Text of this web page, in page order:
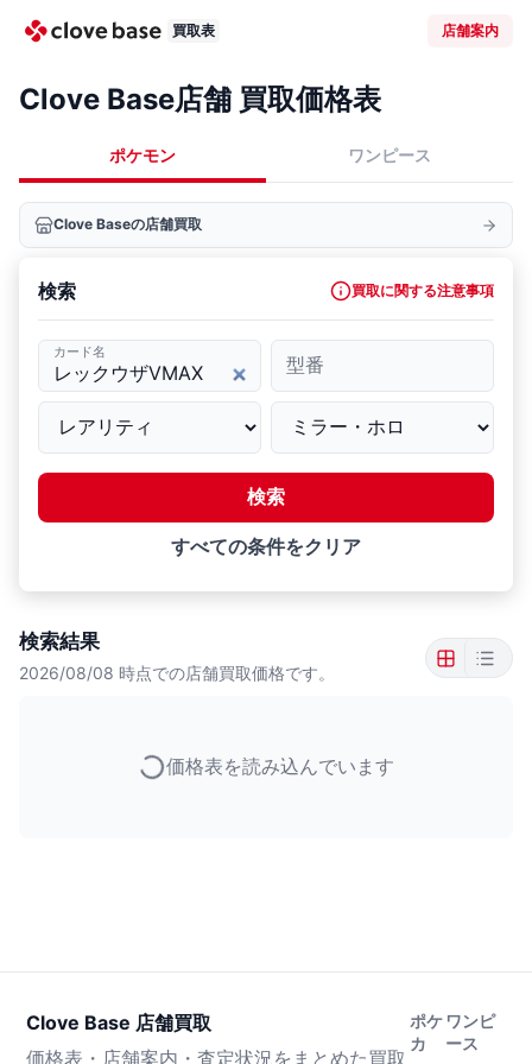
買取表 店舗案内
Clove Base店舗 買取価格表
ポケモン ワンピース
Clove Baseの店舗買取
検索 買取に関する注意事項
カード名
型番
検索
すべての条件をクリア
検索結果
2026/08/08 時点での店舗買取価格です。
価格表を読み込んでいます
Clove Base 店舗買取
価格表・店舗案内・査定状況をまとめた買取
ポケ
カ
ワンピ
ース